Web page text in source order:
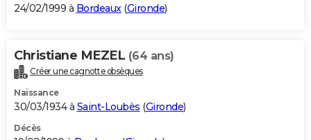
24/02/1999 à Bordeaux(Gironde)
Christiane MEZEL (64 ans)
Créer une cagnotte obsèques
Naissance
30/03/1934 à Saint-Loubès (Gironde)
Décès